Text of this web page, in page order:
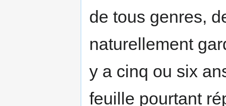
de tous genres,
naturellement
y a cinq ou six
feuille pourtant